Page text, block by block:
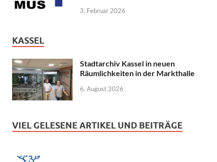
3. Februar 2026
KASSEL
Stadtarchiv Kassel in neuen
Räumlichkeiten in der Markthalle
6. August 2026
VIEL GELESENE ARTIKEL UND BEITRÄGE